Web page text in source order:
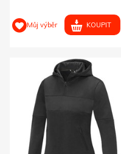
Můj výběr KOUPIT